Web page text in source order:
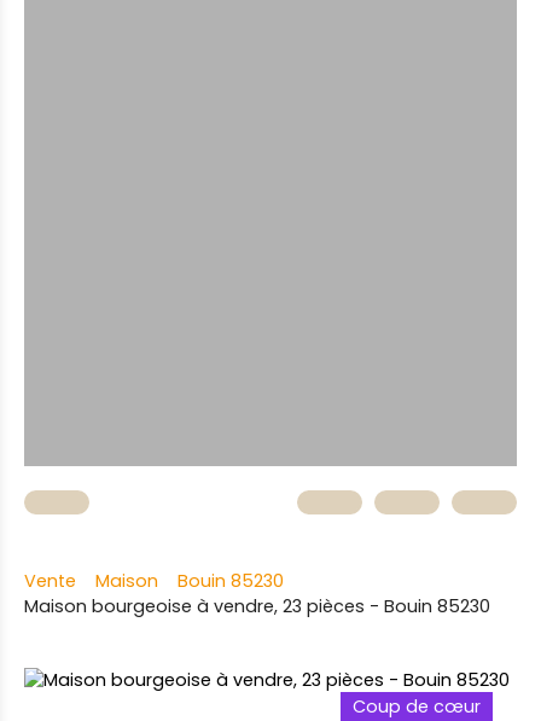
Vente Maison
Bouin 85230
Maison bourgeoise à vendre, 23 pièces - Bouin 85230
Coup de cœur